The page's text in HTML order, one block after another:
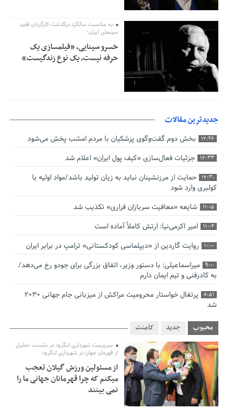
به مناسبت سالگرد درگذشت کارگردان فقید
سینمای ایران؛
خسرو سینایی، «فیلمسازی یک
حرفه نیست، یک نوع زندگیست»
جدیدترین مقالات
12:46 بخش دوم گفت‌وگوی پزشکیان با مردم امشب پخش می‌شود
12:33 جزئیات فعال‌سازی «کیف پول ایران» اعلام شد
12:30
حمایت از مرزنشینان نباید به زیان تولید باشد/مواد اولیه با
کولبری وارد شود
11:05 شایعه «معافیت سربازان فراری» تکذیب شد
11:04 امیر اکرمی‌نیا: ارتش کاملاً آماده است
10:00 روایت گاردین از «دیپلماسی کودکستانی» ترامپ در برابر ایران
9:00
میراسماعیلی: با دستور وزیر، اتفاق بزرگی برای جودو رخ می‌دهد/
به کادرفنی و تیم ایمان دارم
8:51
پرتغال خواستار محرومیت مراکش از میزبانی جام جهانی ۲۰۳۰
شد
فریدون جیرانی: اکبر عبدی حیف شد
0:58
تسهیلات اشتغالزایی در اختیار نهادهای حمایتی باید براساس
اولویت‌های گیلان پرداخت شود
2:53
زمان جلسه سرنوشت‌ساز هیات رئیسه فدراسیون فوتبال با حضور
قلعه‌نویی مشخص شد
2:50
دفتر رهبر انقلاب: مطالب خارج از مراجع رسمی فاقد سندیت
محبوب جدید کامنت
سرپرست شهرداری لنگرود در نشست تجلیل
از قهرمان جهان در شهرداری لنگرود:
از مسئولین ورزش گیلان تعجب
میکنم که چرا قهرمانان جهانی ما را
نمی بینند